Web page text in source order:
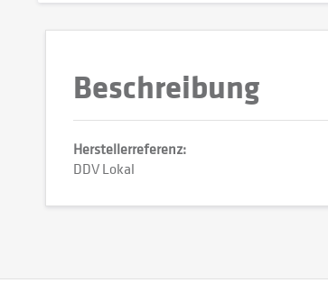
Beschreibung
Herstellerreferenz:
DDV Lokal